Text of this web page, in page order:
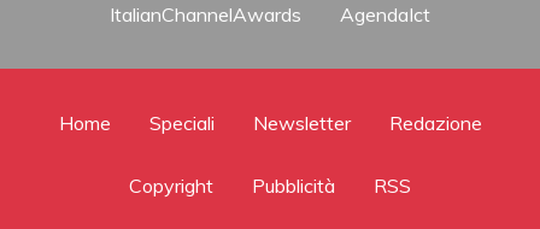
ItalianChannelAwards
AgendaIct
Home Speciali Newsletter Redazione
Copyright Pubblicità RSS